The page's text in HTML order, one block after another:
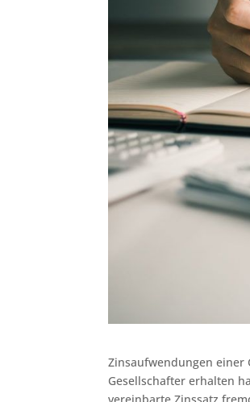
Zinsaufwendungen einer
Gesellschafter erhalten